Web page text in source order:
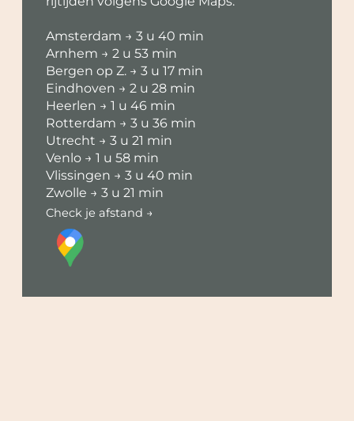
Amsterdam → 3 u 40 min
Arnhem → 2 u 53 min
Bergen op Z. → 3 u 17 min
Eindhoven → 2 u 28 min
Heerlen → 1 u 46 min
Rotterdam → 3 u 36 min
Utrecht → 3 u 21 min
Venlo → 1 u 58 min
Vlissingen → 3 u 40 min
Zwolle → 3 u 21 min
Check je afstand →